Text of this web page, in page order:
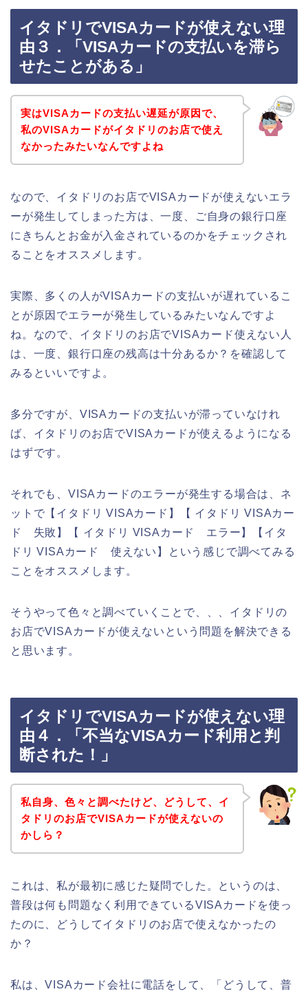
イタドリでVISAカードが使えない理
由３．「VISAカードの支払いを滞ら
せたことがある」
実はVISAカードの支払い遅延が原因で、
私のVISAカードがイタドリのお店で使え
なかったみたいなんですよね
なので、イタドリのお店でVISAカードが使えないエラ
ーが発生してしまった方は、一度、ご自身の銀行口座
にきちんとお金が入金されているのかをチェックされ
ることをオススメします。
実際、多くの人がVISAカードの支払いが遅れているこ
とが原因でエラーが発生しているみたいなんですよ
ね。なので、イタドリのお店でVISAカード使えない人
は、一度、銀行口座の残高は十分あるか？を確認して
みるといいですよ。
多分ですが、VISAカードの支払いが滞っていなけれ
ば、イタドリのお店でVISAカードが使えるようになる
はずです。
それでも、VISAカードのエラーが発生する場合は、ネ
ットで【イタドリ VISAカード】【 イタドリ VISAカー
ド 失敗】【 イタドリ VISAカード エラー】【イタ
ドリ VISAカード 使えない】という感じで調べてみる
ことをオススメします。
そうやって色々と調べていくことで、、、イタドリの
お店でVISAカードが使えないという問題を解決できる
と思います。
イタドリでVISAカードが使えない理
由４．「不当なVISAカード利用と判
断された！」
私自身、色々と調べたけど、どうして、イ
タドリのお店でVISAカードが使えないの
かしら？
これは、私が最初に感じた疑問でした。というのは、
普段は何も問題なく利用できているVISAカードを使っ
たのに、どうしてイタドリのお店で使えなかったの
か？
私は、VISAカード会社に電話をして、「どうして、普